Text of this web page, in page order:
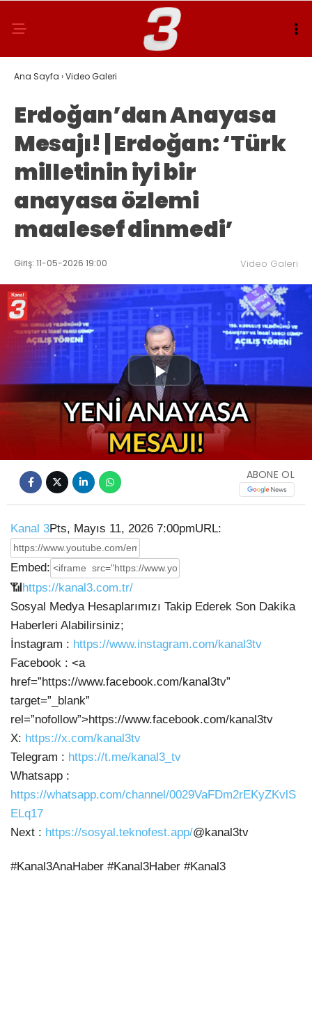
Ana Sayfa ›Video Galeri
Erdoğan’dan Anayasa
Mesajı! | Erdoğan: ‘Türk
milletinin iyi bir
anayasa özlemi
maalesef dinmedi’
Giriş: 11-05-2026 19:00 Video Galeri
Play
Video
ABONE OL
Kanal 3Pts, Mayıs 11, 2026 7:00pmURL:
Embed:
📶https://kanal3.com.tr/
Sosyal Medya Hesaplarımızı Takip Ederek Son Dakika
Haberleri Alabilirsiniz;
İnstagram : https://www.instagram.com/kanal3tv
Facebook : <a
href=”https://www.facebook.com/kanal3tv”
target=”_blank”
rel=”nofollow”>https://www.facebook.com/kanal3tv
X: https://x.com/kanal3tv
Telegram : https://t.me/kanal3_tv
Whatsapp :
https://whatsapp.com/channel/0029VaFDm2rEKyZKvlS
ELq17
Next : https://sosyal.teknofest.app/@kanal3tv
#Kanal3AnaHaber #Kanal3Haber #Kanal3